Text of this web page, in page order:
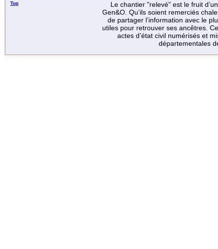
Top
Le chantier "relevé" est le fruit
Gen&O. Qu’ils soient remerciés
de partager l’information avec le
utiles pour retrouver ses ancêtres.
actes d’état civil numérisés et
départementales